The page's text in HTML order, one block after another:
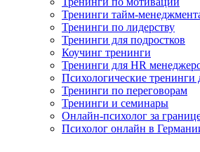
Тренинги тайм-
Тренинги по лидерству
Тренинги для подростков
Коучинг тренинги
Тренинги для HR
Психологические тренинги
Тренинги по переговорам
Тренинги и семинары
Онлайн-психолог за
Психолог онлайн в